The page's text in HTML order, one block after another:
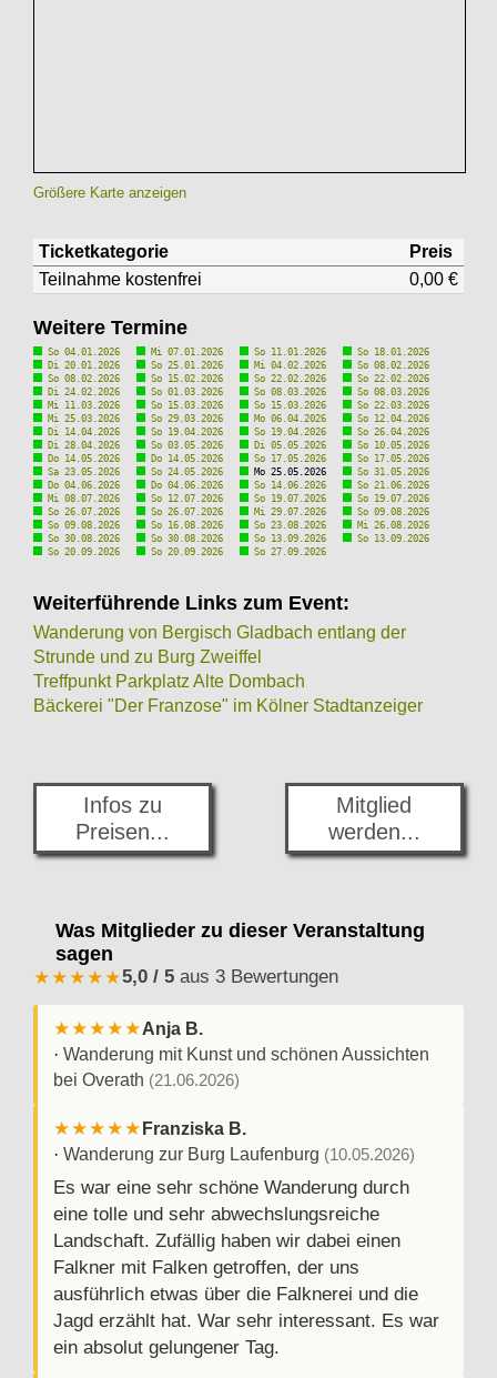
Größere Karte anzeigen
Ticketkategorie
Preis
Teilnahme kostenfrei
0,00 €
Weitere Termine
So 04.01.2026 Mi 07.01.2026 So 11.01.2026
So 18.01.2026
Di 20.01.2026
So 25.01.2026 Mi 04.02.2026
So 08.02.2026
So 08.02.2026
So 15.02.2026 So 22.02.2026
So 22.02.2026
Di 24.02.2026
So 01.03.2026 So 08.03.2026
So 08.03.2026
Mi 11.03.2026
So 15.03.2026 So 15.03.2026
So 22.03.2026
Mi 25.03.2026
So 29.03.2026 Mo 06.04.2026
So 12.04.2026
Di 14.04.2026
So 19.04.2026 So 19.04.2026
So 26.04.2026
Di 28.04.2026
So 03.05.2026 Di 05.05.2026
So 10.05.2026
Do 14.05.2026
Do 14.05.2026 So 17.05.2026
So 17.05.2026
Sa 23.05.2026
So 24.05.2026 Mo 25.05.2026
So 31.05.2026
Do 04.06.2026
Do 04.06.2026 So 14.06.2026
So 21.06.2026
Mi 08.07.2026
So 12.07.2026 So 19.07.2026
So 19.07.2026
So 26.07.2026
So 26.07.2026 Mi 29.07.2026
So 09.08.2026
So 09.08.2026
So 16.08.2026 So 23.08.2026
Mi 26.08.2026
So 30.08.2026
So 30.08.2026 So 13.09.2026
So 13.09.2026
So 20.09.2026
So 20.09.2026 So 27.09.2026
Weiterführende Links zum Event:
Wanderung von Bergisch Gladbach entlang der
Strunde und zu Burg Zweiffel
Treffpunkt Parkplatz Alte Dombach
Bäckerei "Der Franzose" im Kölner Stadtanzeiger
Infos zu
Preisen...
Mitglied
werden...
Was Mitglieder zu dieser Veranstaltung
sagen
★★★★★5,0 / 5 aus 3 Bewertungen
★★★★★Anja B.
· Wanderung mit Kunst und schönen Aussichten
bei Overath (21.06.2026)
★★★★★Franziska B.
· Wanderung zur Burg Laufenburg (10.05.2026)
Es war eine sehr schöne Wanderung durch
eine tolle und sehr abwechslungsreiche
Landschaft. Zufällig haben wir dabei einen
Falkner mit Falken getroffen, der uns
ausführlich etwas über die Falknerei und die
Jagd erzählt hat. War sehr interessant. Es war
ein absolut gelungener Tag.